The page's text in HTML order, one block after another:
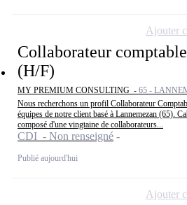
Collaborateur
(H/F)
MY PREMIUM CONSULTING - 65 -
Nous recherchons un profil Collaborateur
équipes de notre client basé à Lannemezan (65).
composé d'une vingtaine de collaborateurs...
CDI - Non renseigné
Publié aujourd'hui
Ajouter
Ajouter